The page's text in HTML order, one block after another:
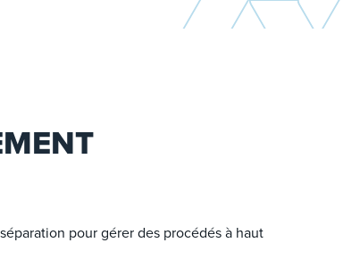
pour gérer des procédés à haut